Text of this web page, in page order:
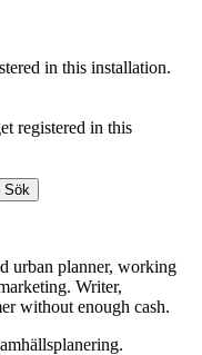
in this installation.
registered in this
urban planner, working
Writer,
without enough cash.